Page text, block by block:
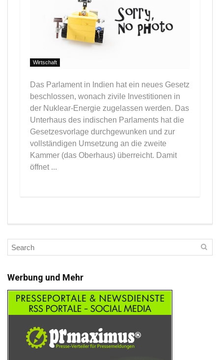
Wirtschaft
Das Parlament in Indien hat ein neues Gesetz
beschlossen, wonach zivile Investitionen in
der Nuklear-Energie zugelassen werden. Das
Unterhaus des indischen Parlaments hat die
Gesetzesvorlage durchgewunken und zur
vollständigen Umsetzung an die zweite
Kammer (das Oberhaus) überreicht. Damit
öffnet ...
Werbung und Mehr